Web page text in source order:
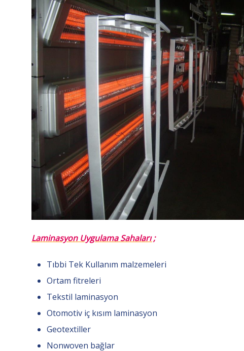
Laminasyon Uygulama Sahaları ;
Tıbbi Tek Kullanım malzemeleri
Ortam fitreleri
Tekstil laminasyon
Otomotiv iç kısım laminasyon
Geotextiller
Nonwoven bağlar